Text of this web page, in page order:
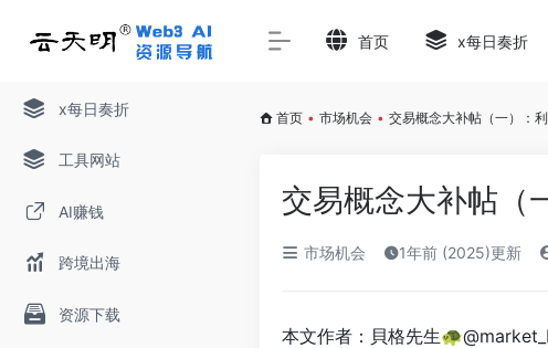
x每日奏折
工具网站
AI赚钱
跨境出海
资源下载
首页 x每日奏折
首页 • 市场机会 • 交易概念大补帖（一）：
交易概念大补帖（
市场机会 1年前 (2025)更新
本文作者：貝格先生